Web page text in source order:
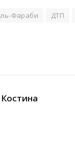
Фараби ДТП